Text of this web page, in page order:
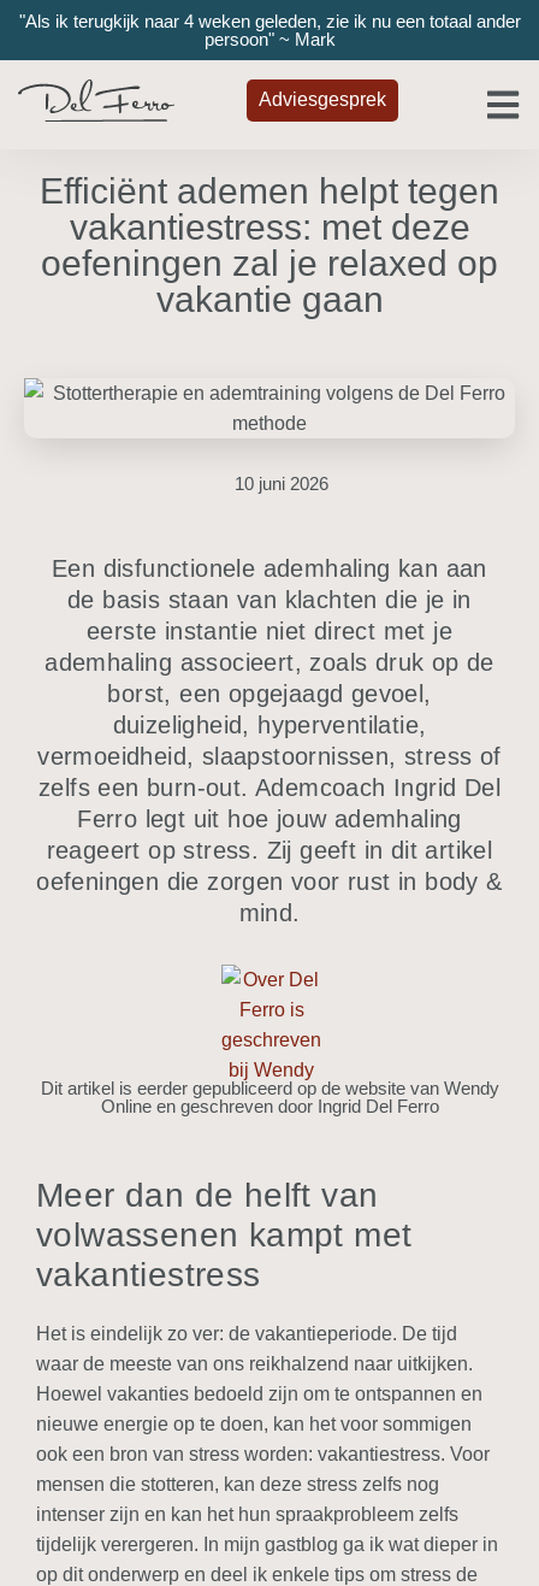
"Als ik terugkijk naar 4 weken geleden, zie ik nu een totaal ander
persoon" ~ Mark
Adviesgesprek
Efficiënt ademen helpt tegen
vakantiestress: met deze
oefeningen zal je relaxed op
vakantie gaan
10 juni 2026
Een disfunctionele ademhaling kan aan
de basis staan van klachten die je in
eerste instantie niet direct met je
ademhaling associeert, zoals druk op de
borst, een opgejaagd gevoel,
duizeligheid, hyperventilatie,
vermoeidheid, slaapstoornissen, stress of
zelfs een burn-out. Ademcoach Ingrid Del
Ferro legt uit hoe jouw ademhaling
reageert op stress. Zij geeft in dit artikel
oefeningen die zorgen voor rust in body &
mind.
Dit artikel is eerder gepubliceerd op de website van Wendy
Online en geschreven door Ingrid Del Ferro
Meer dan de helft van
volwassenen kampt met
vakantiestress
Het is eindelijk zo ver: de vakantieperiode. De tijd
waar de meeste van ons reikhalzend naar uitkijken.
Hoewel vakanties bedoeld zijn om te ontspannen en
nieuwe energie op te doen, kan het voor sommigen
ook een bron van stress worden: vakantiestress. Voor
mensen die stotteren, kan deze stress zelfs nog
intenser zijn en kan het hun spraakprobleem zelfs
tijdelijk verergeren. In mijn gastblog ga ik wat dieper in
op dit onderwerp en deel ik enkele tips om stress de